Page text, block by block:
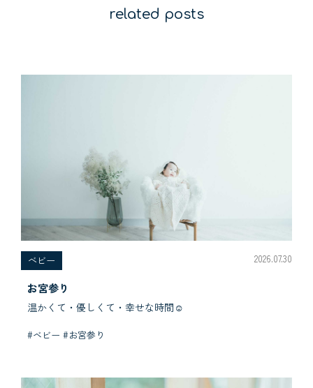
related posts
べビー 2026.07.30
お宮参り
温かくて・優しくて・幸せな時間☺︎
#ベビー #お宮参り